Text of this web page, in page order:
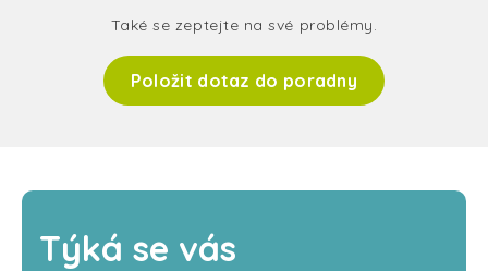
Také se zeptejte na své problémy.
Položit dotaz do poradny
Týká se vás